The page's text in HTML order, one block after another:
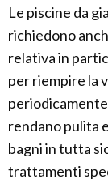
Le piscine da
richiedono
relativa in
per riempire la
rendano pulita
bagni in tutta
trattamenti